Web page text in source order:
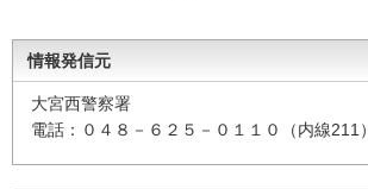
情報発信元
大宮西警察署
電話：０４８－６２５－０１１０（内線211）